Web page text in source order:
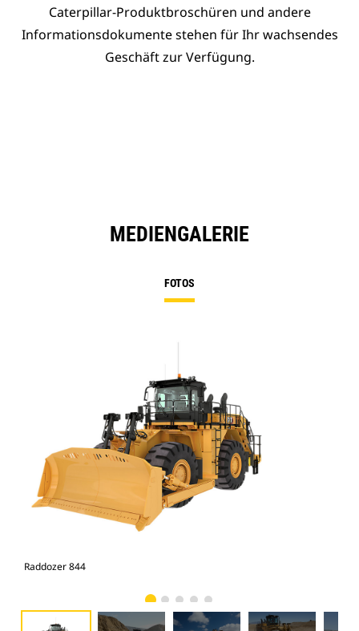
Caterpillar-Produktbroschüren und andere
Informationsdokumente stehen für Ihr wachsendes
Geschäft zur Verfügung.
MEDIENGALERIE
FOTOS
Raddozer 844